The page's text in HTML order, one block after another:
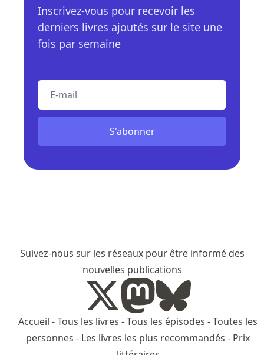
Inscrivez-vous pour recevoir les
derniers livres ajoutés sur le site une
fois par semaine
S'abonner
Suivez-nous sur les réseaux pour être informé des
nouvelles publications
Accueil -Tous les livres -Tous les épisodes -Toutes les
personnes - Les livres les plus recommandés - Prix